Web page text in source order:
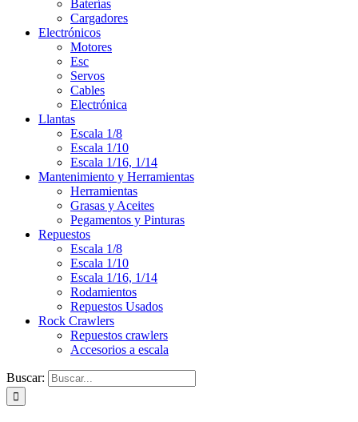
Baterías
Cargadores
Electrónicos
Motores
Esc
Servos
Cables
Electrónica
Llantas
Escala 1/8
Escala 1/10
Escala 1/16, 1/14
Mantenimiento y Herramientas
Herramientas
Grasas y Aceites
Pegamentos y Pinturas
Repuestos
Escala 1/8
Escala 1/10
Escala 1/16, 1/14
Rodamientos
Repuestos Usados
Rock Crawlers
Repuestos crawlers
Accesorios a escala
Buscar: